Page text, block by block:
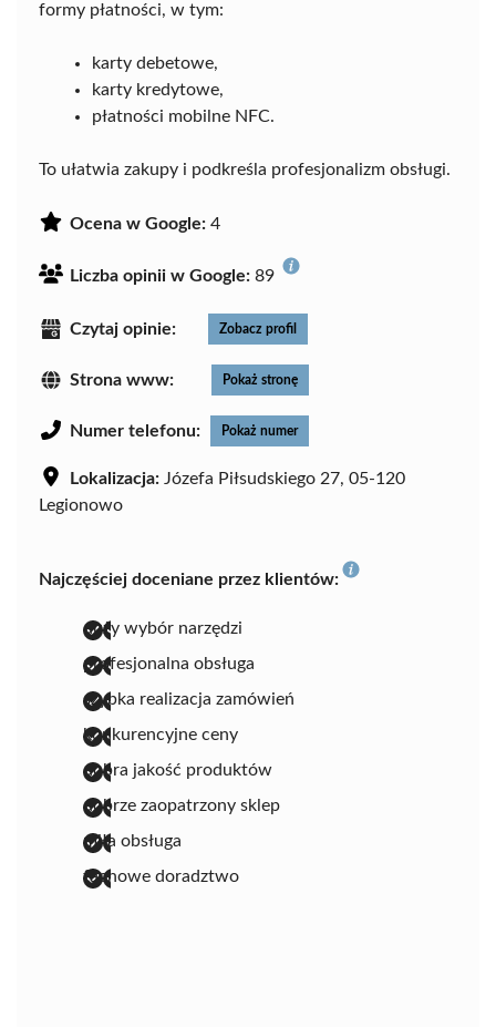
formy płatności, w tym:
karty debetowe,
karty kredytowe,
płatności mobilne NFC.
To ułatwia zakupy i podkreśla profesjonalizm obsługi.
Ocena w Google: 4
Liczba opinii w Google: 89
Czytaj opinie: Zobacz profil
Strona www: Pokaż stronę
Numer telefonu: Pokaż numer
Lokalizacja: Józefa Piłsudskiego 27, 05-120
Legionowo
Najczęściej doceniane przez klientów:
duży wybór narzędzi
profesjonalna obsługa
szybka realizacja zamówień
konkurencyjne ceny
dobra jakość produktów
dobrze zaopatrzony sklep
miła obsługa
fachowe doradztwo